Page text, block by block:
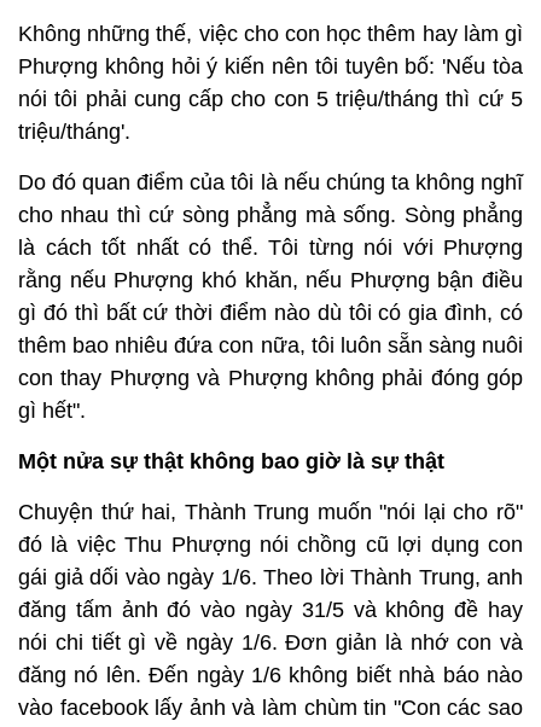
Không những thế, việc cho con học thêm hay làm gì
Phượng không hỏi ý kiến nên tôi tuyên bố: 'Nếu tòa
nói tôi phải cung cấp cho con 5 triệu/tháng thì cứ 5
triệu/tháng'.
Do đó quan điểm của tôi là nếu chúng ta không nghĩ
cho nhau thì cứ sòng phẳng mà sống. Sòng phẳng
là cách tốt nhất có thể. Tôi từng nói với Phượng
rằng nếu Phượng khó khăn, nếu Phượng bận điều
gì đó thì bất cứ thời điểm nào dù tôi có gia đình, có
thêm bao nhiêu đứa con nữa, tôi luôn sẵn sàng nuôi
con thay Phượng và Phượng không phải đóng góp
gì hết".
Một nửa sự thật không bao giờ là sự thật
Chuyện thứ hai, Thành Trung muốn "nói lại cho rõ"
đó là việc Thu Phượng nói chồng cũ lợi dụng con
gái giả dối vào ngày 1/6. Theo lời Thành Trung, anh
đăng tấm ảnh đó vào ngày 31/5 và không đề hay
nói chi tiết gì về ngày 1/6. Đơn giản là nhớ con và
đăng nó lên. Đến ngày 1/6 không biết nhà báo nào
vào facebook lấy ảnh và làm chùm tin "Con các sao